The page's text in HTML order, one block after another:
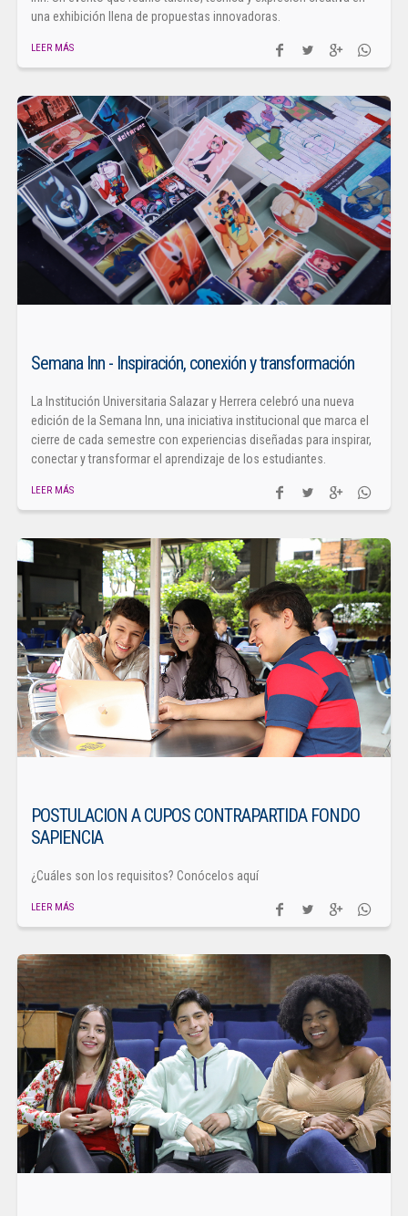
una exhibición llena de propuestas innovadoras.
LEER MÁS
Semana Inn - Inspiración, conexión y transformación
La Institución Universitaria Salazar y Herrera celebró una nueva
edición de la Semana Inn, una iniciativa institucional que marca el
cierre de cada semestre con experiencias diseñadas para inspirar,
conectar y transformar el aprendizaje de los estudiantes.
LEER MÁS
POSTULACION A CUPOS CONTRAPARTIDA FONDO
SAPIENCIA
¿Cuáles son los requisitos? Conócelos aquí
LEER MÁS